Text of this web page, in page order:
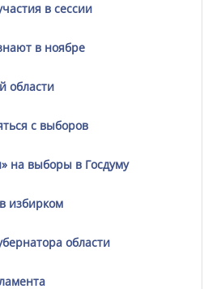
в сессии
в ноябре
области
с выборов
на выборы в Госдуму
избирком
области